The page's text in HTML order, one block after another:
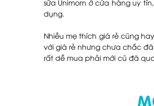
sữa Unimom ở cửa hàng uy
dụng.
Nhiều mẹ thích giá rẻ cũng
với giá rẻ nhưng chưa chắc
rất dễ mua phải mới cũ đã